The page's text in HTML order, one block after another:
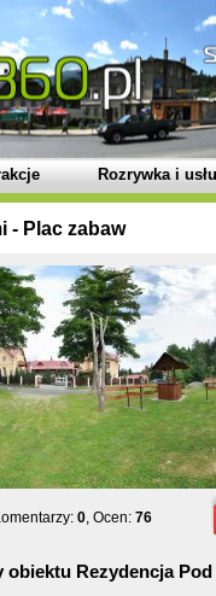
Rozrywka i
- Plac zabaw
0, Ocen: 76
Rezydencja